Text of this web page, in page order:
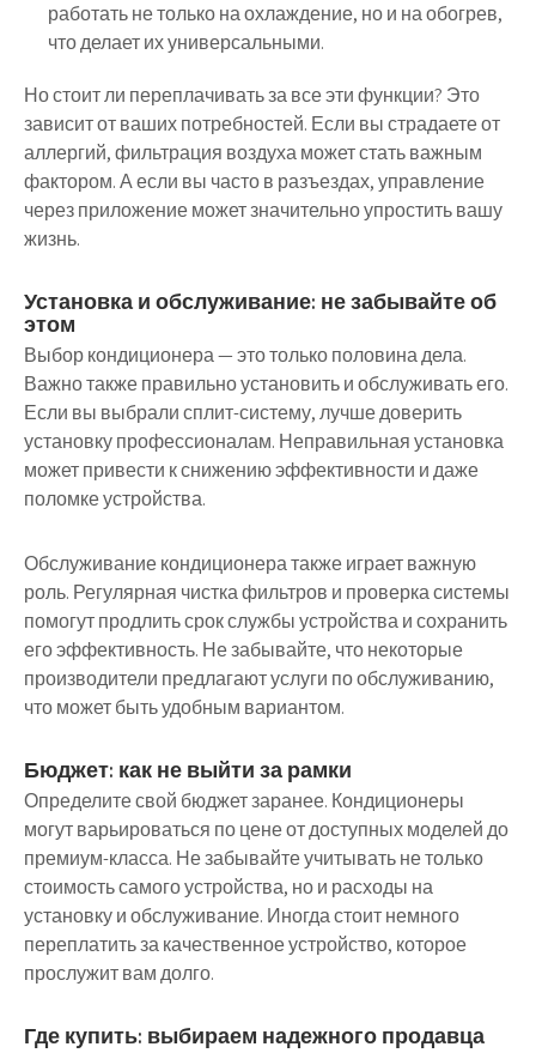
работать не только на охлаждение, но и на обогрев,
что делает их универсальными.
Но стоит ли переплачивать за все эти функции? Это
зависит от ваших потребностей. Если вы страдаете от
аллергий, фильтрация воздуха может стать важным
фактором. А если вы часто в разъездах, управление
через приложение может значительно упростить вашу
жизнь.
Установка и обслуживание: не забывайте об
этом
Выбор кондиционера — это только половина дела.
Важно также правильно установить и обслуживать его.
Если вы выбрали сплит-систему, лучше доверить
установку профессионалам. Неправильная установка
может привести к снижению эффективности и даже
поломке устройства.
Обслуживание кондиционера также играет важную
роль. Регулярная чистка фильтров и проверка системы
помогут продлить срок службы устройства и сохранить
его эффективность. Не забывайте, что некоторые
производители предлагают услуги по обслуживанию,
что может быть удобным вариантом.
Бюджет: как не выйти за рамки
Определите свой бюджет заранее. Кондиционеры
могут варьироваться по цене от доступных моделей до
премиум-класса. Не забывайте учитывать не только
стоимость самого устройства, но и расходы на
установку и обслуживание. Иногда стоит немного
переплатить за качественное устройство, которое
прослужит вам долго.
Где купить: выбираем надежного продавца